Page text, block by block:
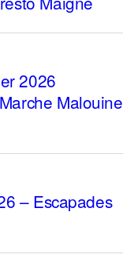
2026
Malouine
– Escapades